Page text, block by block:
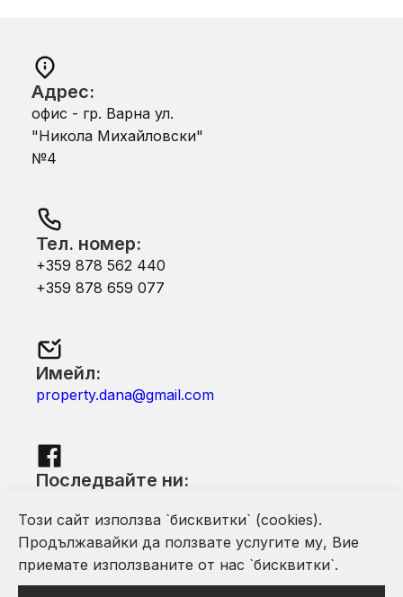
Адрес:
офис - гр. Варна ул.
"Никола Михайловски"
№4
Тел. номер:
+359 878 562 440
+359 878 659 077
Имейл:
property.dana@gmail.com
Последвайте ни:
Този сайт използва `бисквитки` (cookies).
Продължавайки да ползвате услугите му, Вие
приемате използваните от нас `бисквитки`.